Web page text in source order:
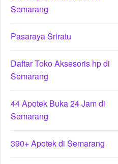
Semarang
Pasaraya Sriratu
Daftar Toko Aksesoris hp di
Semarang
44 Apotek Buka 24 Jam di
Semarang
390+ Apotek di Semarang